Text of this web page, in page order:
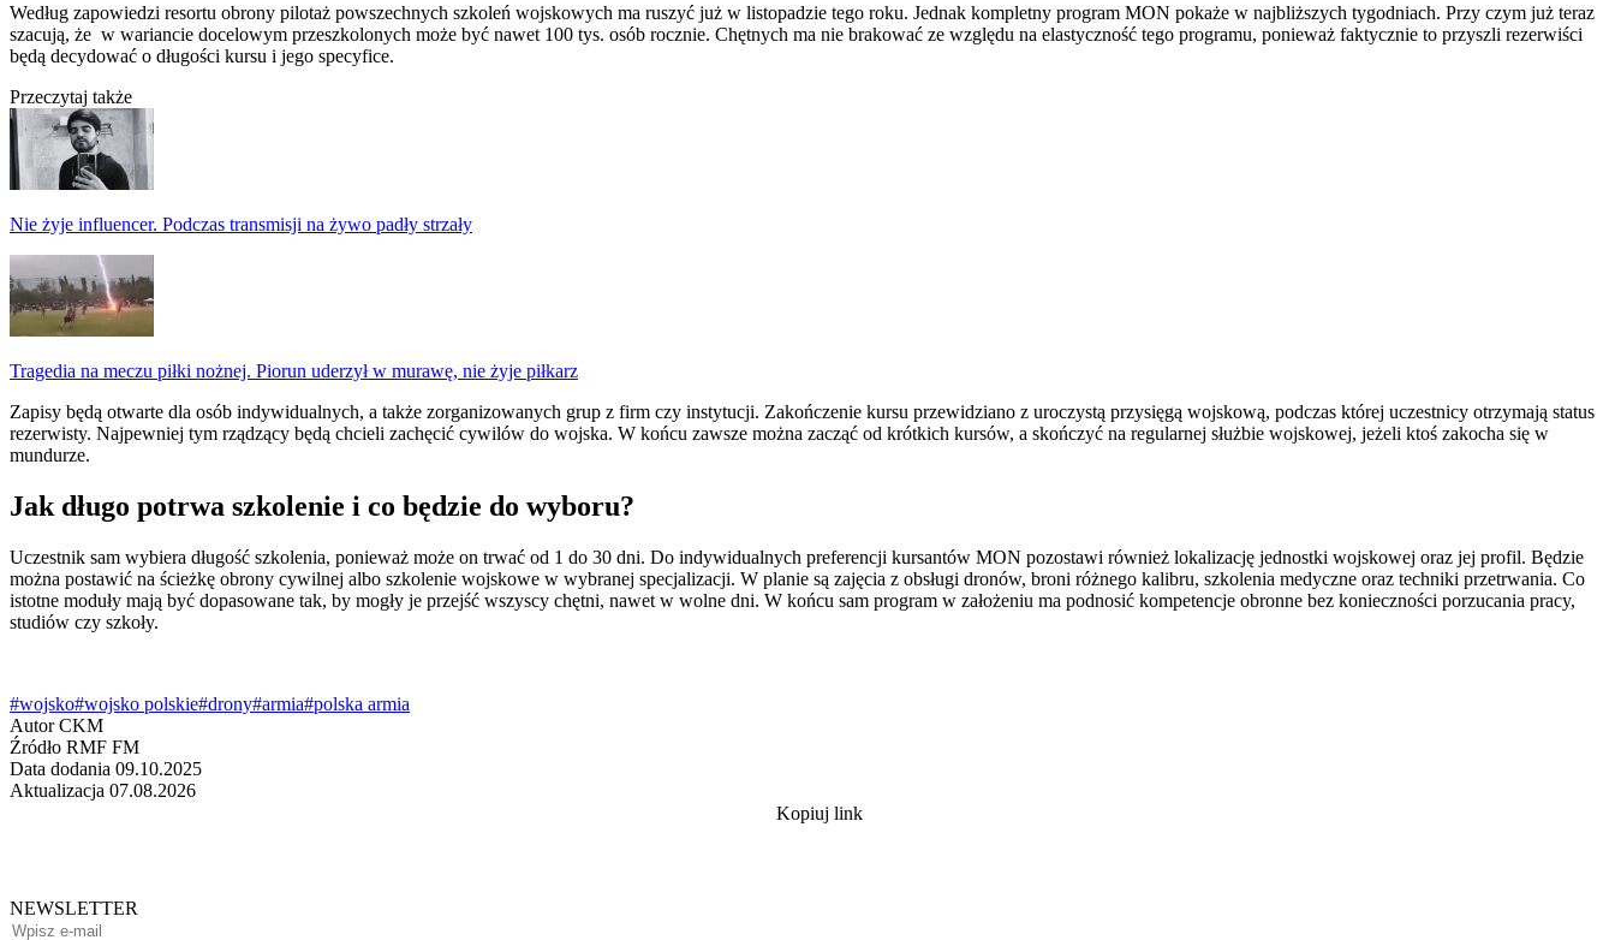
Według zapowiedzi resortu obrony pilotaż powszechnych szkoleń wojskowych ma ruszyć już w listopadzie tego roku. Jednak kompletny program MON pokaże w najbliższych tygodniach. Przy czym już teraz
szacują, że w wariancie docelowym przeszkolonych może być nawet 100 tys. osób rocznie. Chętnych ma nie brakować ze względu na elastyczność tego programu, ponieważ faktycznie to przyszli rezerwiści
będą decydować o długości kursu i jego specyfice.
Przeczytaj także
Nie żyje influencer. Podczas transmisji na żywo padły strzały
Tragedia na meczu piłki nożnej. Piorun uderzył w murawę, nie żyje piłkarz
Zapisy będą otwarte dla osób indywidualnych, a także zorganizowanych grup z firm czy instytucji. Zakończenie kursu przewidziano z uroczystą przysięgą wojskową, podczas której uczestnicy otrzymają status
rezerwisty. Najpewniej tym rządzący będą chcieli zachęcić cywilów do wojska. W końcu zawsze można zacząć od krótkich kursów, a skończyć na regularnej służbie wojskowej, jeżeli ktoś zakocha się w
mundurze.
Jak długo potrwa szkolenie i co będzie do wyboru?
Uczestnik sam wybiera długość szkolenia, ponieważ może on trwać od 1 do 30 dni. Do indywidualnych preferencji kursantów MON pozostawi również lokalizację jednostki wojskowej oraz jej profil. Będzie
można postawić na ścieżkę obrony cywilnej albo szkolenie wojskowe w wybranej specjalizacji. W planie są zajęcia z obsługi dronów, broni różnego kalibru, szkolenia medyczne oraz techniki przetrwania. Co
istotne moduły mają być dopasowane tak, by mogły je przejść wszyscy chętni, nawet w wolne dni. W końcu sam program w założeniu ma podnosić kompetencje obronne bez konieczności porzucania pracy,
studiów czy szkoły.
#wojsko#wojsko polskie#drony#armia#polska armia
Autor CKM
Źródło RMF FM
Data dodania 09.10.2025
Aktualizacja 07.08.2026
Kopiuj link
NEWSLETTER